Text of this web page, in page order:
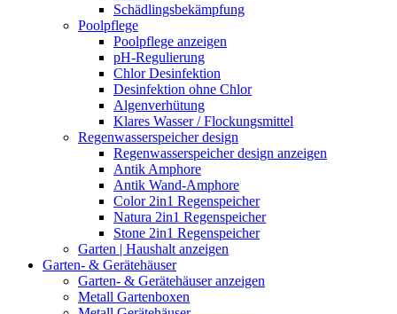
Schädlingsbekämpfung
Poolpflege
Poolpflege anzeigen
pH-Regulierung
Chlor Desinfektion
Desinfektion ohne Chlor
Algenverhütung
Klares Wasser / Flockungsmittel
Regenwasserspeicher design
Regenwasserspeicher design anzeigen
Antik Amphore
Antik Wand-Amphore
Color 2in1 Regenspeicher
Natura 2in1 Regenspeicher
Stone 2in1 Regenspeicher
Garten | Haushalt anzeigen
Garten- & Gerätehäuser
Garten- & Gerätehäuser anzeigen
Metall Gartenboxen